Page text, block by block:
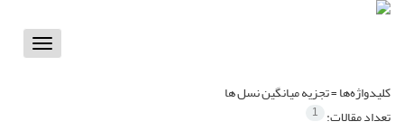
Toggle
کلیدواژه‌ها =تجزیه میانگین نسل ها
تعداد مقالات: 1